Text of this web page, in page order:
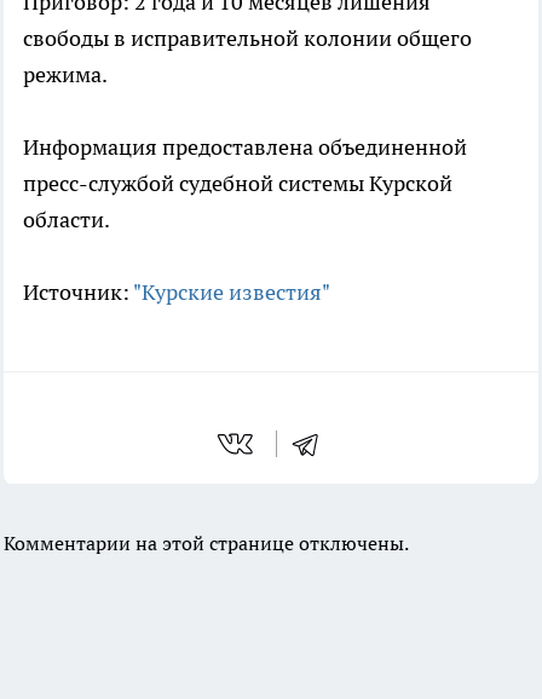
свободы в исправительной колонии общего
режима.
Информация предоставлена объединенной
пресс-службой судебной системы Курской
области.
Источник: "Курские известия"
Комментарии на этой странице отключены.